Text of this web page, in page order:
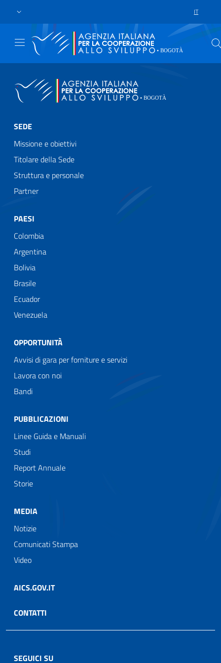
SCELTA
IT
SEDE
Missione e obiettivi
Titolare della Sede
Struttura e personale
Partner
PAESI
Colombia
Argentina
Bolivia
Brasile
Ecuador
Venezuela
OPPORTUNITÀ
Avvisi di gara per forniture e servizi
Lavora con noi
Bandi
PUBBLICAZIONI
Linee Guida e Manuali
Studi
Report Annuale
Storie
MEDIA
Notizie
Comunicati Stampa
Video
AICS.GOV.IT
CONTATTI
SEGUICI SU